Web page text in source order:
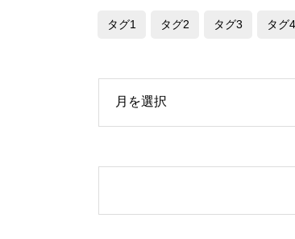
タグ1 タグ2 タグ3 タグ4